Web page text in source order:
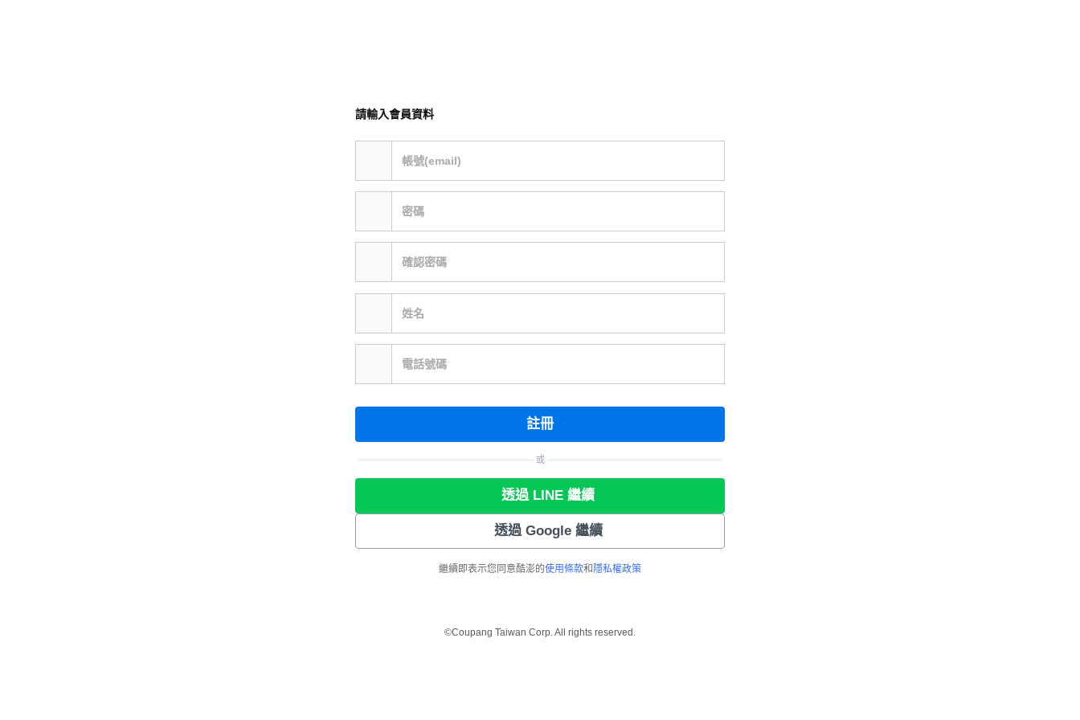
請輸入會員資料
帳號(email)
密碼
確認密碼
姓名
電話號碼
註冊
或
透過 LINE 繼續
透過 Google 繼續
繼續即表示您同意酷澎的使用條款和 隱私權政策
©Coupang Taiwan Corp. All rights reserved.